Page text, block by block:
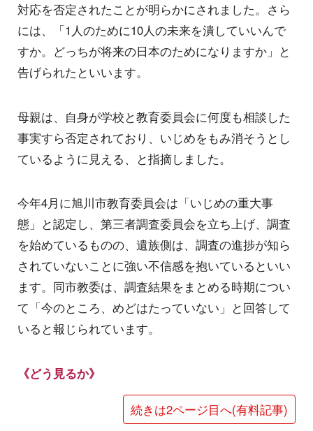
対応を否定されたことが明らかにされました。さら
には、「1人のために10人の未来を潰していいんで
すか。どっちが将来の日本のためになりますか」と
告げられたといいます。
母親は、自身が学校と教育委員会に何度も相談した
事実すら否定されており、いじめをもみ消そうとし
ているように見える、と指摘しました。
今年4月に旭川市教育委員会は「いじめの重大事
態」と認定し、第三者調査委員会を立ち上げ、調査
を始めているものの、遺族側は、調査の進捗が知ら
されていないことに強い不信感を抱いているといい
ます。同市教委は、調査結果をまとめる時期につい
て「今のところ、めどはたっていない」と回答して
いると報じられています。
《どう見るか》
続きは2ページ目へ(有料記事)